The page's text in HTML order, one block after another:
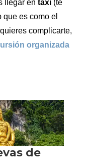
llegar en taxi (te
es como el
complicarte,
organizada